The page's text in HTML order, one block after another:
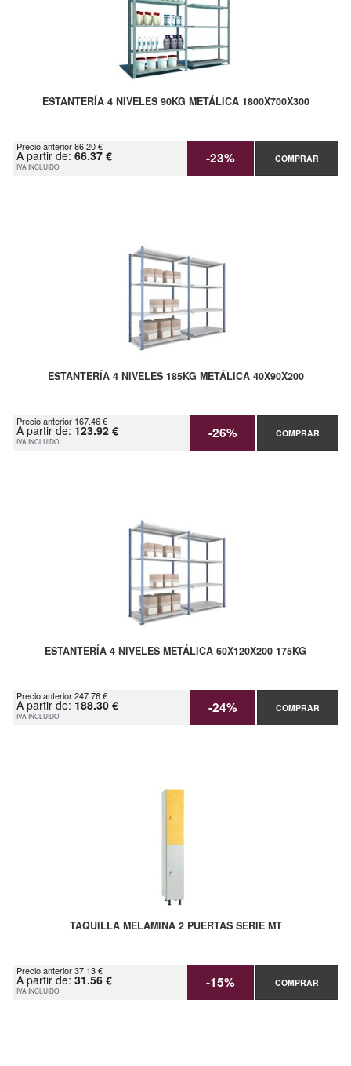
ESTANTERÍA 4 NIVELES 90KG METÁLICA 1800X700X300
Precio anterior 86.20 €
A partir de: 66.37 €
IVA INCLUIDO -23% COMPRAR
ESTANTERÍA 4 NIVELES 185KG METÁLICA 40X90X200
Precio anterior 167.46 €
A partir de: 123.92 €
IVA INCLUIDO -26% COMPRAR
ESTANTERÍA 4 NIVELES METÁLICA 60X120X200 175KG
Precio anterior 247.76 €
A partir de: 188.30 €
IVA INCLUIDO -24% COMPRAR
TAQUILLA MELAMINA 2 PUERTAS SERIE MT
Precio anterior 37.13 €
A partir de: 31.56 €
IVA INCLUIDO -15% COMPRAR